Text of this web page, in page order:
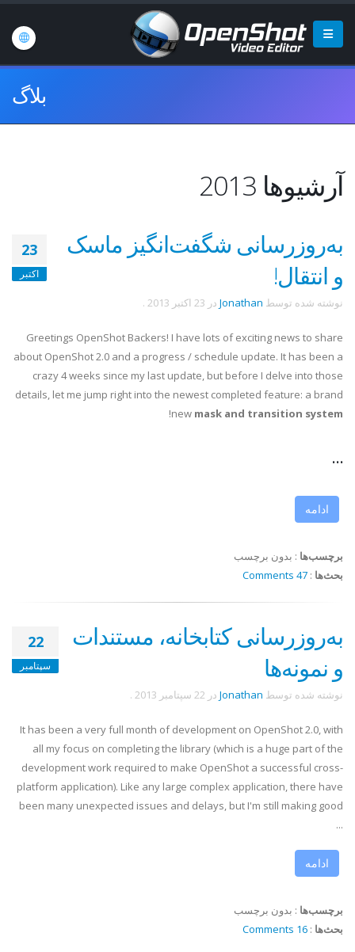
بلاگ
آرشیوها 2013
23
اکتبر
به‌روزرسانی شگفت‌انگیز ماسک
و انتقال!
نوشته شده توسط Jonathan در 23 اکتبر 2013 .
Greetings OpenShot Backers! I have lots of exciting news to share
about OpenShot 2.0 and a progress / schedule update. It has been a
crazy 4 weeks since my last update, but before I delve into those
details, let me jump right into the newest completed feature: a brand
new mask and transition system
!
...
ادامه
برچسب‌ها : بدون برچسب
بحث‌ها :
47 Comments
22
سپتامبر
به‌روزرسانی کتابخانه، مستندات
و نمونه‌ها
نوشته شده توسط Jonathan در 22 سپتامبر 2013 .
It has been a very full month of development on OpenShot 2.0, with
all my focus on completing the library (which is a huge part of the
development work required to make OpenShot a successful cross-
platform application). Like any large complex application, there have
been many unexpected issues and delays, but I'm still making good
...
ادامه
برچسب‌ها : بدون برچسب
بحث‌ها :
16 Comments